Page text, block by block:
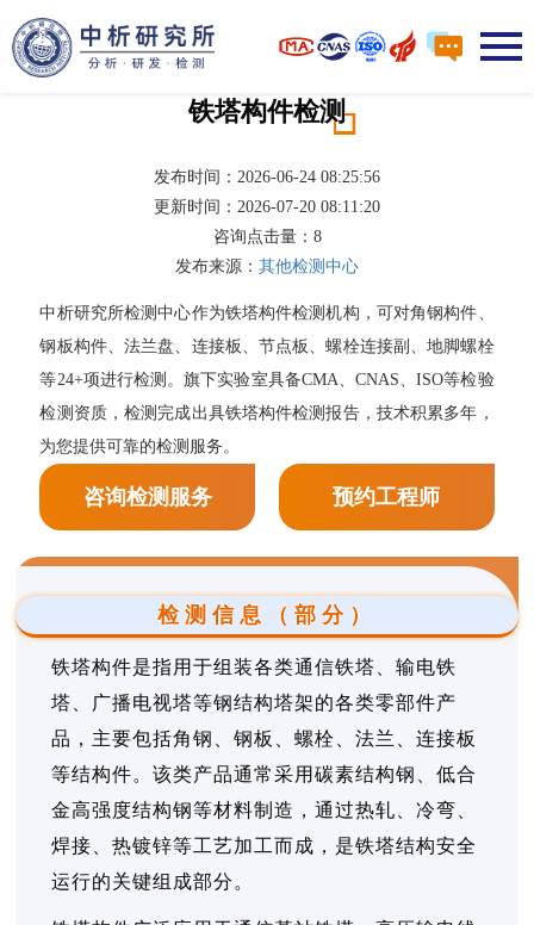
铁塔构件检测
发布时间：2026-06-24 08:25:56
更新时间：2026-07-20 08:11:20
咨询点击量： 8
发布来源： 其他检测中心
中析研究所检测中心作为铁塔构件检测机构，可对角钢构件、
钢板构件、法兰盘、连接板、节点板、螺栓连接副、地脚螺栓
等24+项进行检测。旗下实验室具备CMA、CNAS、ISO等检验
检测资质，检测完成出具铁塔构件检测报告，技术积累多年，
为您提供可靠的检测服务。
咨询检测服务 预约工程师
检测信息（部分）
铁塔构件是指用于组装各类通信铁塔、输电铁
塔、广播电视塔等钢结构塔架的各类零部件产
品，主要包括角钢、钢板、螺栓、法兰、连接板
等结构件。该类产品通常采用碳素结构钢、低合
金高强度结构钢等材料制造，通过热轧、冷弯、
焊接、热镀锌等工艺加工而成，是铁塔结构安全
运行的关键组成部分。